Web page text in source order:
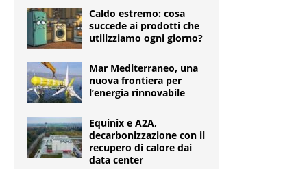
Caldo estremo: cosa
succede ai prodotti che
utilizziamo ogni giorno?
Mar Mediterraneo, una
nuova frontiera per
l’energia rinnovabile
Equinix e A2A,
decarbonizzazione con il
recupero di calore dai
data center